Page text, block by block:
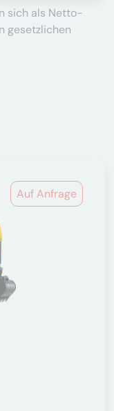
sich als Netto-
gesetzlichen
Auf Anfrage